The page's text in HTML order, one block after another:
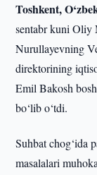
Toshkent,
sentabr kuni Oliy
Nurullayevning
direktorining
Emil Bakosh
bo‘lib o‘tdi.
Suhbat chog‘ida
masalalari